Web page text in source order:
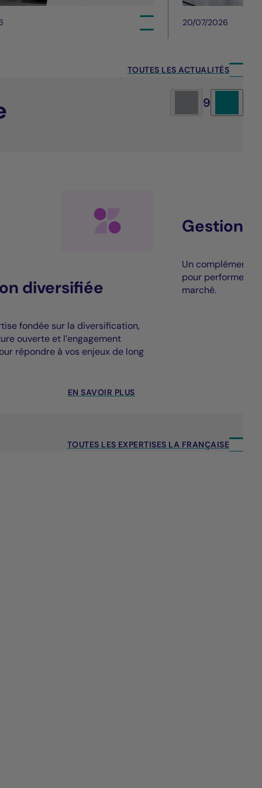
20/07/2026
TOUTES LES ACTUALITÉS
9
diversifiée
fondée sur la diversification,
ouverte et l’engagement
répondre à vos enjeux de long
EN SAVOIR PLUS
Gestion
Un complément
pour performer
marché.
TOUTES LES EXPERTISES LA FRANÇAISE